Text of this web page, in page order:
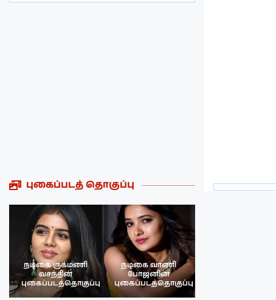
புகைப்படத் தொகுப்பு
நடிகை ருக்மணி
வசந்தின்
புகைப்படத்தொகுப்பு
நடிகை வாணி
போஜனின்
புகைப்படத்தொகுப்பு